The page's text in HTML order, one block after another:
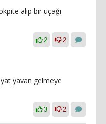
alıp bir uçağı
2 2
yavan gelmeye
3 2